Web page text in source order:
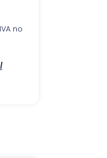
IVA no